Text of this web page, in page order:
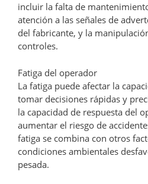
incluir la falta de
atención a las señales de
del fabricante, y la
controles.
Fatiga del operador
La fatiga puede afectar la
tomar decisiones rápidas y
la capacidad de respuesta del
aumentar el riesgo de
fatiga se combina con otros
condiciones ambientales
pesada.